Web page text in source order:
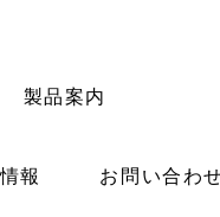
製品案内
報 お問い合わ